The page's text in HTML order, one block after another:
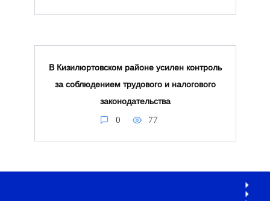
В Кизилюртовском районе усилен контроль
за соблюдением трудового и налогового
законодательства
0 77